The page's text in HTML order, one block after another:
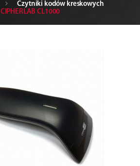
Czytniki kodów kreskowych
CIPHERLAB CL1000